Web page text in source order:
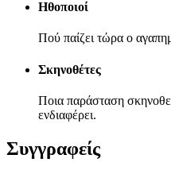
Ηθοποιοί
Πού παίζει τώρα ο
Σκηνοθέτες
Ποια παράσταση
ενδιαφέρει.
Συγγραφείς